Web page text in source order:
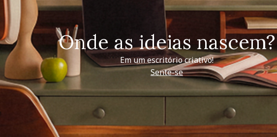
Onde as ideias nascem?
Em um escritório criativo!
Sente-se